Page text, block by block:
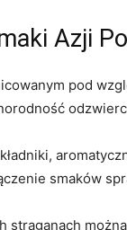
Azji
pod
⁢smaków
‍straganach